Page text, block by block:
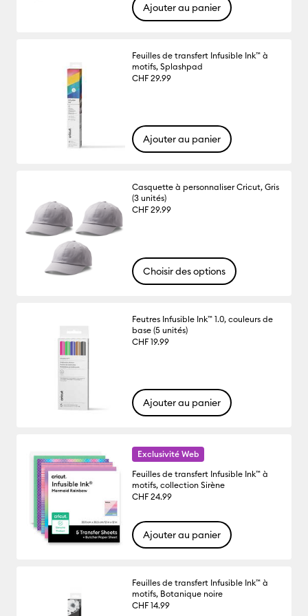
Ajouter au panier
Feuilles de transfert Infusible Ink™ à
motifs, Splashpad
CHF 29.99
Ajouter au panier
Casquette à personnaliser Cricut, Gris
(3 unités)
CHF 29.99
Choisir des options
Feutres Infusible Ink™ 1.0, couleurs de
base (5 unités)
CHF 19.99
Ajouter au panier
Exclusivité Web
Feuilles de transfert Infusible Ink™ à
motifs, collection Sirène
CHF 24.99
Ajouter au panier
Feuilles de transfert Infusible Ink™ à
motifs, Botanique noire
CHF 14.99